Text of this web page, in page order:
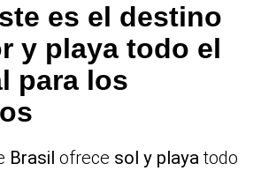
es el destino
y playa todo el
para los
Brasil ofrece sol y playatodo